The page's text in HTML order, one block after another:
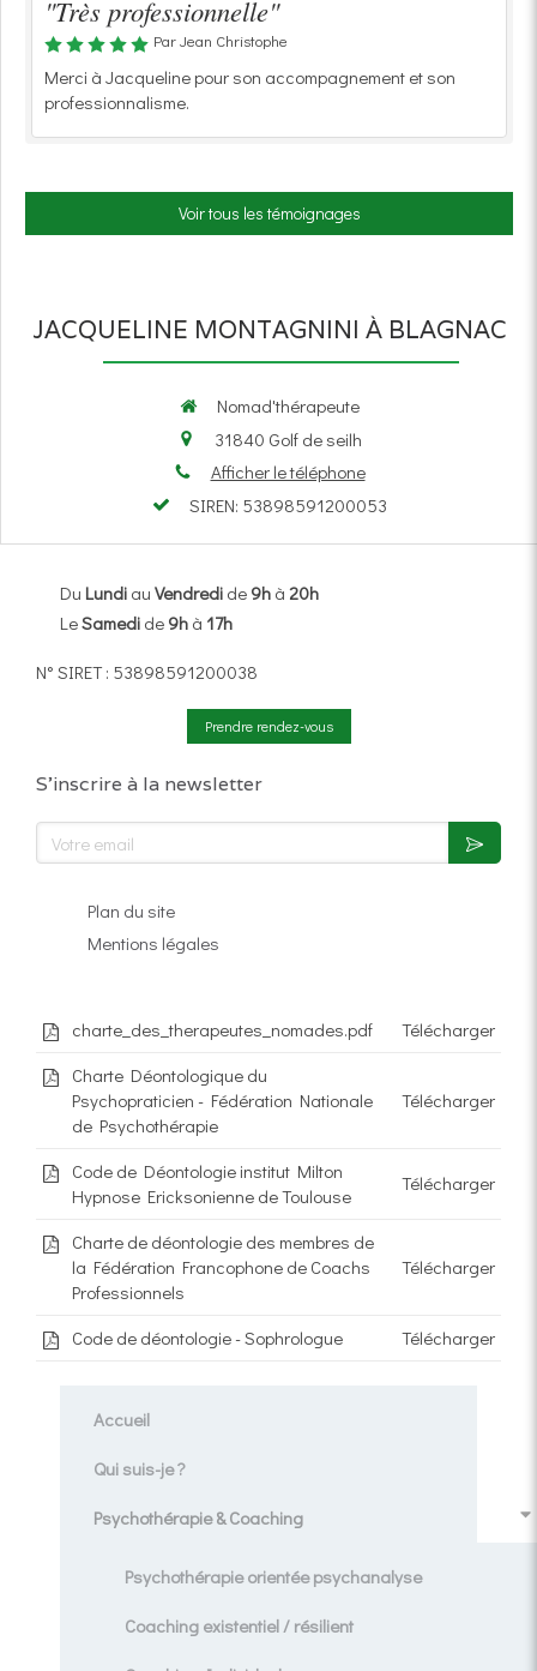
"Très professionnelle"
Par Jean Christophe
Merci à Jacqueline pour son accompagnement et son
professionnalisme.
Voir tous les témoignages
JACQUELINE MONTAGNINI À BLAGNAC
Nomad'thérapeute
31840 Golf de seilh
Afficher le téléphone
SIREN: 53898591200053
Du Lundi au Vendredi de 9h à 20h
LeSamedi de 9h à 17h
N° SIRET : 53898591200038
Prendre rendez-vous
S'inscrire à la newsletter
Votre email
Plan du site
Mentions légales
charte_des_therapeutes_nomades.pdf
Télécharger
Charte Déontologique du
Psychopraticien - Fédération Nationale
de Psychothérapie
Télécharger
Code de Déontologie institut Milton
Hypnose Ericksonienne de Toulouse
Télécharger
Charte de déontologie des membres de
la Fédération Francophone de Coachs
Professionnels
Télécharger
Code de déontologie - Sophrologue Télécharger
Accueil
Qui suis-je ?
Psychothérapie & Coaching
Psychothérapie orientée psychanalyse
Coaching existentiel / résilient